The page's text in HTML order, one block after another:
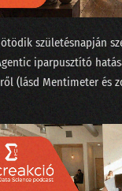
születésnapján
iparpusztító
(lásd Mentimeter és